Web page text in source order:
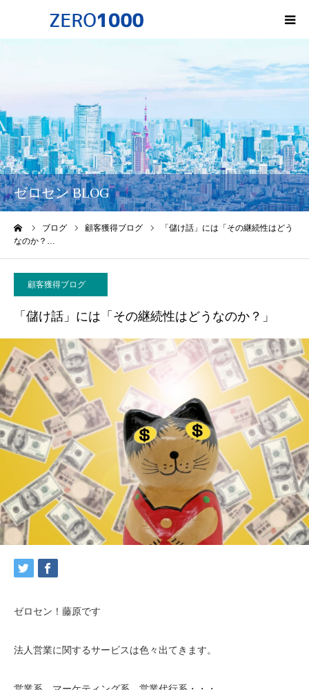
ゼロセン BLOG
ブログ 顧客獲得ブログ
「儲け話」には「その継続性はどう
なのか？…
顧客獲得ブログ
「儲け話」には「その継続性はどうなのか？」
ゼロセン！藤原です
法人営業に関するサービスは色々出てきます。
サービス一覧・料金
会社概要